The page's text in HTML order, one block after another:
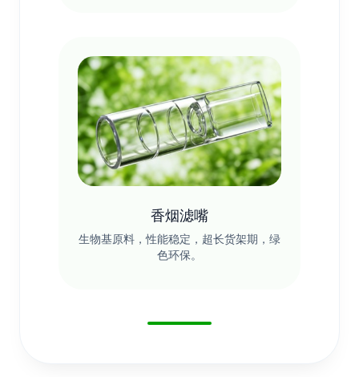
香烟滤嘴
生物基原料，性能稳定，超长货架期，绿
色环保。